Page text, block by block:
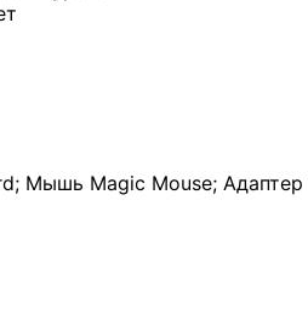
Мышь Magic Mouse;